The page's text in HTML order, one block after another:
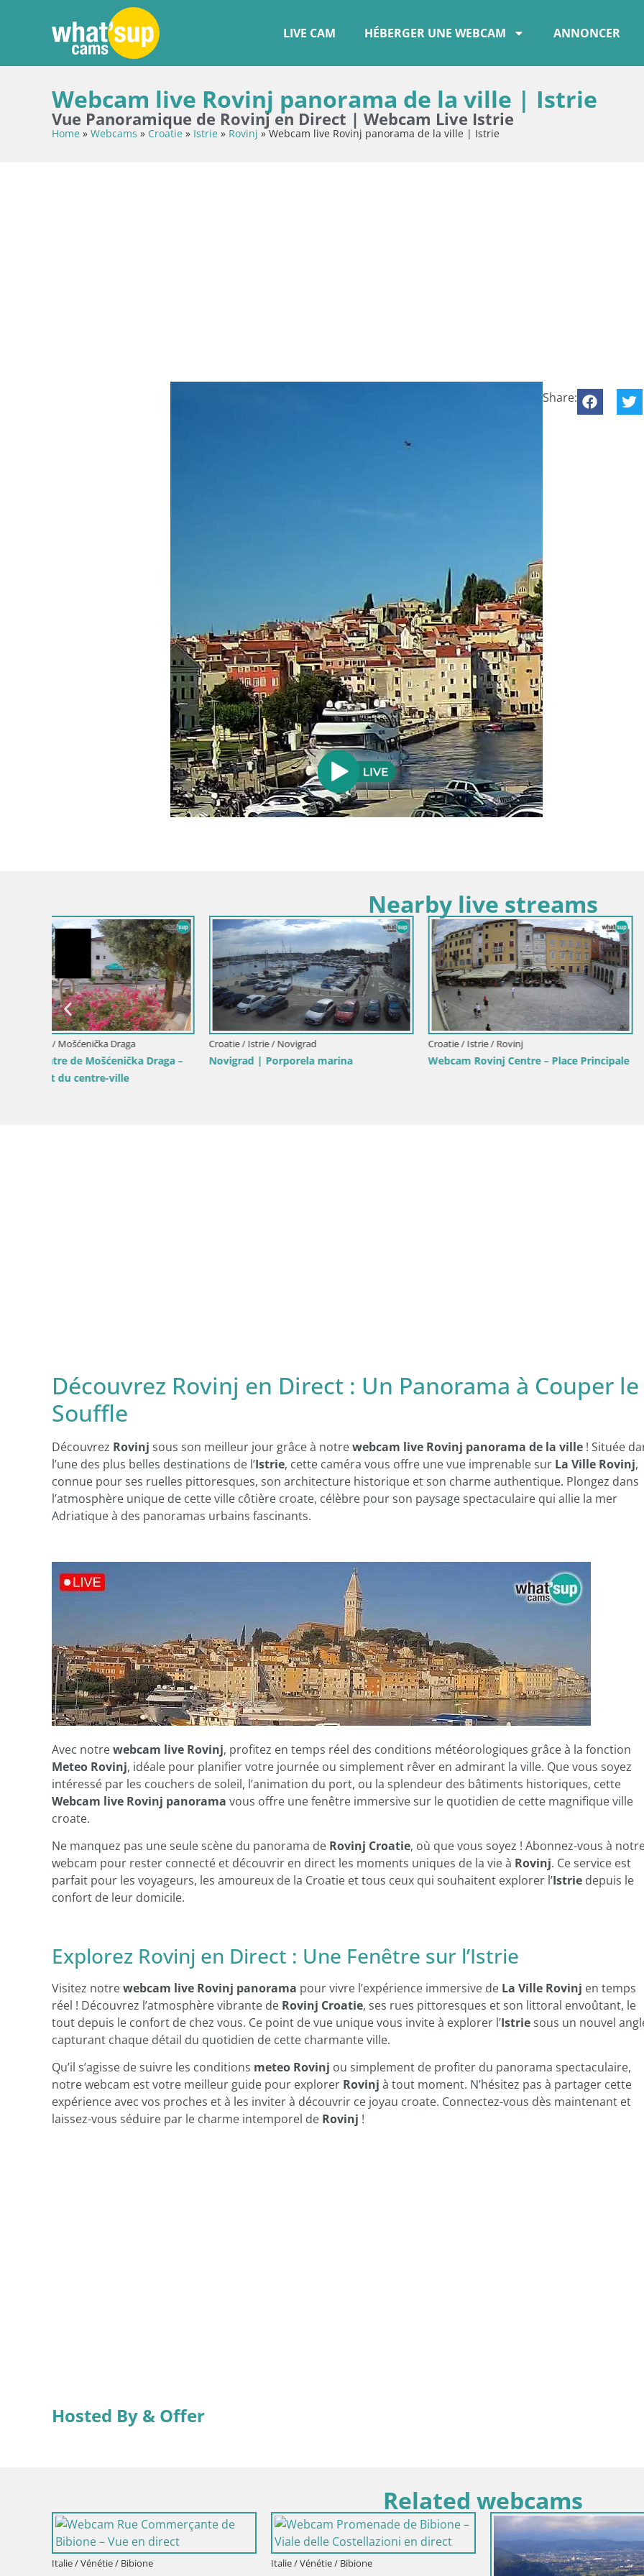
LIVE CAM HÉBERGER UNE WEBCAM ANNONCER
Webcam live Rovinj panorama de la ville | Istrie
Vue Panoramique de Rovinj en Direct | Webcam Live Istrie
Home » Webcams » Croatie » Istrie » Rovinj »Webcam live Rovinj panorama de la ville | Istrie
Share:
Nearby live streams
Croatie / Istrie / Mošćenička Draga
Livecam plage Sv. Ivan | Mošćenička
Draga
Croatie / Istrie / Rovinj
Livecam Borik plage Rovinj – Istrie
Croatie / Istrie / Bale
Bale, webcam de la place La
Découvrez Rovinj en Direct : Un Panorama à Couper le
Souffle
Découvrez Rovinj sous son meilleur jour grâce à notrewebcam live Rovinj panorama de la ville ! Située
l’une des plus belles destinations de l’Istrie, cette caméra vous offre une vue imprenable sur La Ville Rovinj,
connue pour ses ruelles pittoresques, son architecture historique et son charme authentique. Plongez dans
l’atmosphère unique de cette ville côtière croate, célèbre pour son paysage spectaculaire qui allie la mer
Adriatique à des panoramas urbains fascinants.
Avec notrewebcam live Rovinj, profitez en temps réel des conditions météorologiques grâce à la fonction
Meteo Rovinj, idéale pour planifier votre journée ou simplement rêver en admirant la ville. Que vous soyez
intéressé par les couchers de soleil, l’animation du port, ou la splendeur des bâtiments historiques, cette
Webcam live Rovinj panorama vous offre une fenêtre immersive sur le quotidien de cette magnifique ville
croate.
Ne manquez pas une seule scène du panorama de Rovinj Croatie, où que vous soyez ! Abonnez-vous à
webcam pour rester connecté et découvrir en direct les moments uniques de la vie à Rovinj. Ce service est
parfait pour les voyageurs, les amoureux de la Croatie et tous ceux qui souhaitent explorer l’Istrie depuis le
confort de leur domicile.
Explorez Rovinj en Direct : Une Fenêtre sur l’Istrie
Visitez notrewebcam live Rovinj panorama pour vivre l’expérience immersive de La Ville Rovinj en temps
réel ! Découvrez l’atmosphère vibrante de Rovinj Croatie, ses rues pittoresques et son littoral envoûtant, le
tout depuis le confort de chez vous. Ce point de vue unique vous invite à explorer l’Istriesous un nouvel
capturant chaque détail du quotidien de cette charmante ville.
Qu’il s’agisse de suivre les conditions meteo Rovinj ou simplement de profiter du panorama spectaculaire,
notre webcam est votre meilleur guide pour explorer Rovinj à tout moment. N’hésitez pas à partager cette
expérience avec vos proches et à les inviter à découvrir ce joyau croate. Connectez-vous dès maintenant et
laissez-vous séduire par le charme intemporel de Rovinj !
Hosted By & Offer
Related webcams